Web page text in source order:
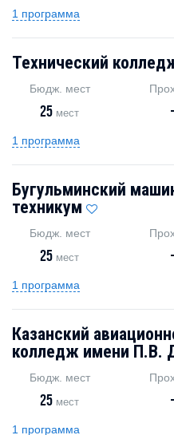
1 программа
Технический
Бюдж. мест
25 мест
1 программа
Бугульминский
техникум
Бюдж. мест
25 мест
1 программа
Казанский
колледж имени П.В.
Бюдж. мест
25 мест
1 программа